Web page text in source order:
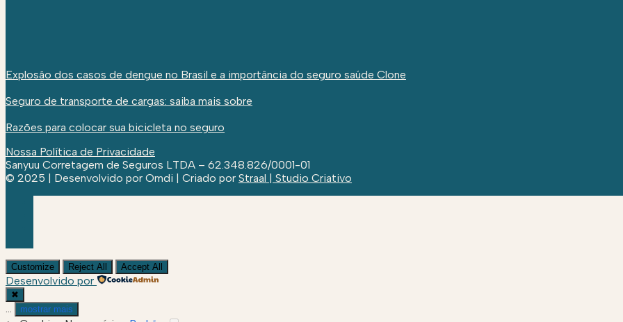
Explosão dos casos de dengue no Brasil e a importância do seguro saúde Clone
Seguro de transporte de cargas: saiba mais sobre
Razões para colocar sua bicicleta no seguro
Nossa Política de Privacidade
Sanyuu Corretagem de Seguros LTDA – 62.348.826/0001-01
© 2025 | Desenvolvido por Omdi | Criado por Straal | Studio Criativo
Customize Reject All Accept All
Desenvolvido por
✖
mostrar mais